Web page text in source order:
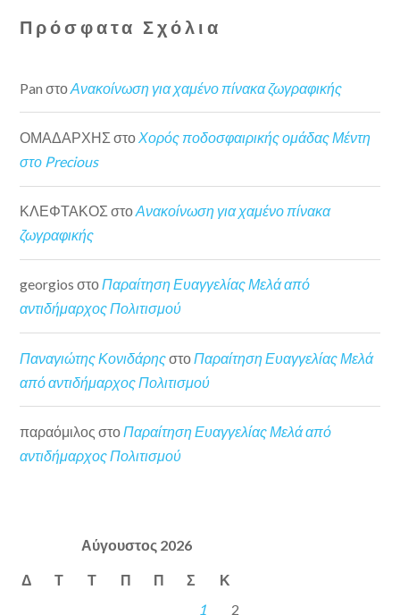
Πρόσφατα Σχόλια
Pan στοΑνακοίνωση για χαμένο πίνακα ζωγραφικής
ΟΜΑΔΑΡΧΗΣ στοΧορός ποδοσφαιρικής ομάδας Μέντη
στο Precious
ΚΛΕΦΤΑΚΟΣ στοΑνακοίνωση για χαμένο πίνακα
ζωγραφικής
georgios στοΠαραίτηση Ευαγγελίας Μελά από
αντιδήμαρχος Πολιτισμού
Παναγιώτης Κονιδάρηςστο Παραίτηση Ευαγγελίας Μελά
από αντιδήμαρχος Πολιτισμού
παραόμιλος στο Παραίτηση Ευαγγελίας Μελά από
αντιδήμαρχος Πολιτισμού
Αύγουστος 2026
Δ Τ Τ Π Π Σ Κ
1
2